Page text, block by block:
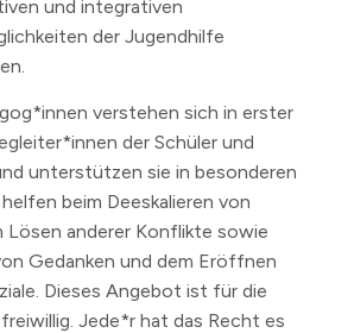
und integrativen
der Jugendhilfe
verstehen sich in erster
der Schüler und
unterstützen sie in besonderen
beim Deeskalieren von
Lösen anderer Konflikte sowie
Gedanken und dem Eröffnen
Dieses Angebot ist für die
Jede*r hat das Recht es